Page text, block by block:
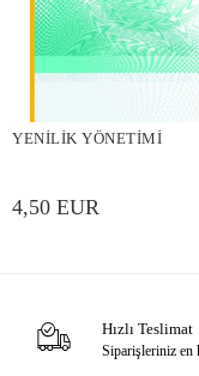
YENİLİK YÖNETİMİ
4,50 EUR
Hızlı Teslimat
Siparişleriniz en